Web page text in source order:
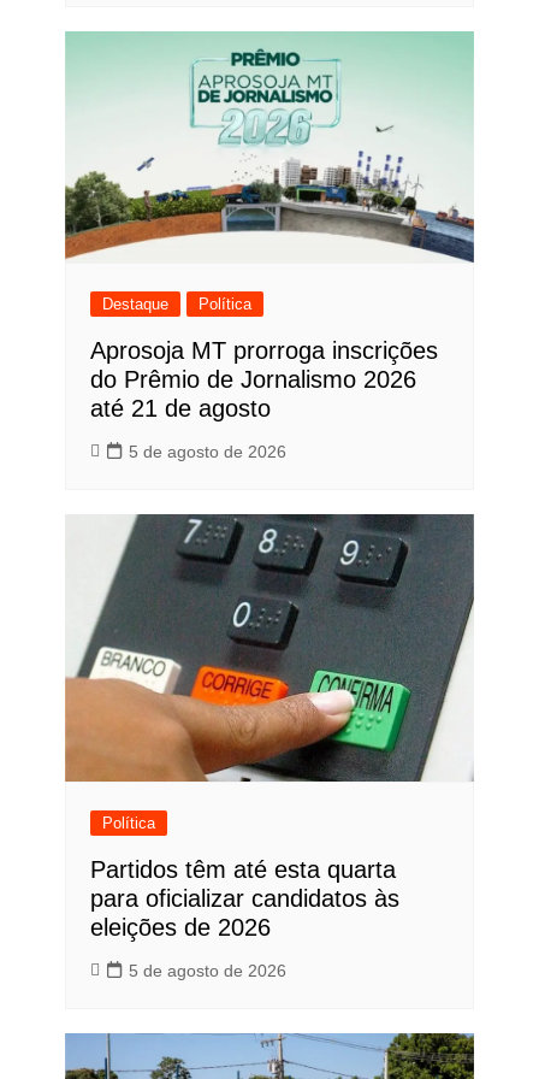
Destaque Política
Aprosoja MT prorroga inscrições
do Prêmio de Jornalismo 2026
até 21 de agosto
5 de agosto de 2026
Política
Partidos têm até esta quarta
para oficializar candidatos às
eleições de 2026
5 de agosto de 2026